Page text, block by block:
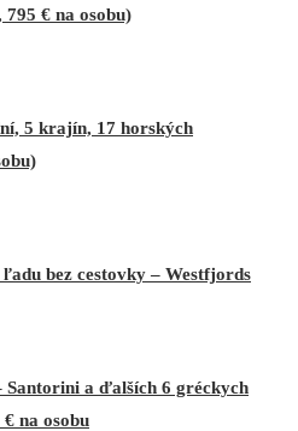
€ na osobu)
5 krajín, 17 horských
bez cestovky – Westfjords
a ďalších 6 gréckych
na osobu